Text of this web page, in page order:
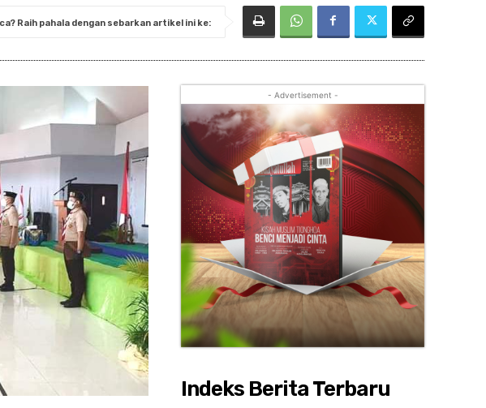
Raih pahala dengan sebarkan artikel ini ke:
- Advertisement -
Indeks Berita Terbaru